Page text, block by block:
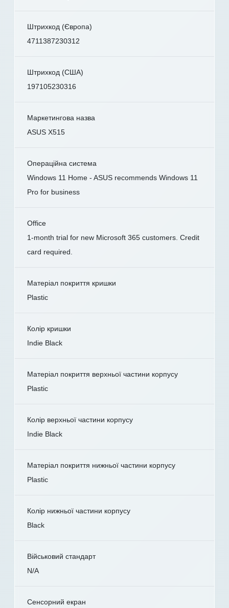
Штрихкод (Європа)
4711387230312
Штрихкод (США)
197105230316
Маркетингова назва
ASUS X515
Операційна система
Windows 11 Home - ASUS recommends Windows 11
Pro for business
Office
1-month trial for new Microsoft 365 customers. Credit
card required.
Матеріал покриття кришки
Plastic
Колір кришки
Indie Black
Матеріал покриття верхньої частини корпусу
Plastic
Колір верхньої частини корпусу
Indie Black
Матеріал покриття нижньої частини корпусу
Plastic
Колір нижньої частини корпусу
Black
Військовий стандарт
N/A
Сенсорний екран